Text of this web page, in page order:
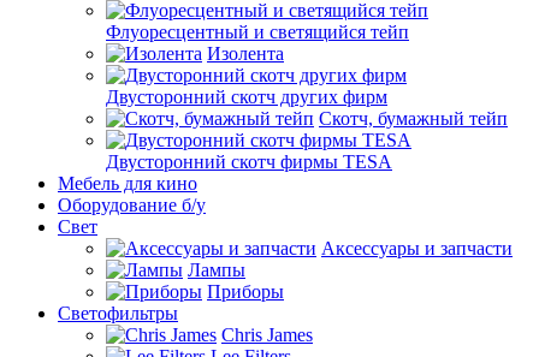
Флуоресцентный и светящийся тейп
Изолента
Двусторонний скотч других фирм
Скотч, бумажный тейп
Двусторонний скотч фирмы TESA
Мебель для кино
Оборудование б/у
Свет
Аксессуары и запчасти
Лампы
Приборы
Светофильтры
Chris James